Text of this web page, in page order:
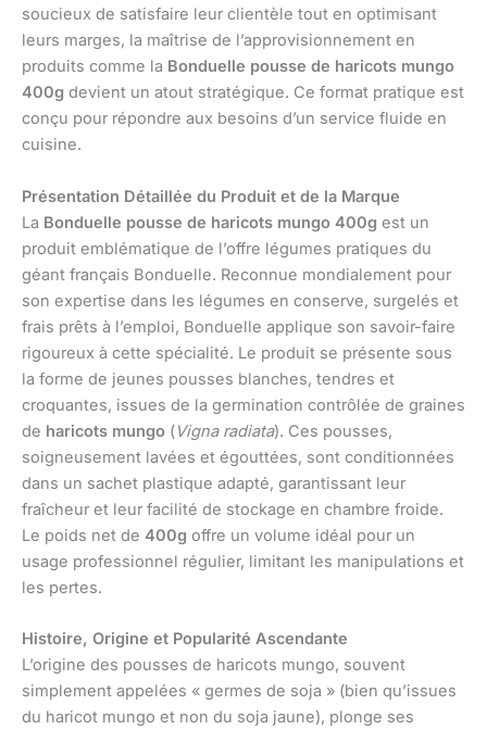
soucieux de satisfaire leur clientèle tout en optimisant
leurs marges, la maîtrise de l’approvisionnement en
produits comme la Bonduelle pousse de haricots mungo
400g devient un atout stratégique. Ce format pratique est
conçu pour répondre aux besoins d’un service fluide en
cuisine.
Présentation Détaillée du Produit et de la Marque
La Bonduelle pousse de haricots mungo 400g est un
produit emblématique de l’offre légumes pratiques du
géant français Bonduelle. Reconnue mondialement pour
son expertise dans les légumes en conserve, surgelés et
frais prêts à l’emploi, Bonduelle applique son savoir-faire
rigoureux à cette spécialité. Le produit se présente sous
la forme de jeunes pousses blanches, tendres et
croquantes, issues de la germination contrôlée de graines
de haricots mungo (Vigna radiata). Ces pousses,
soigneusement lavées et égouttées, sont conditionnées
dans un sachet plastique adapté, garantissant leur
fraîcheur et leur facilité de stockage en chambre froide.
Le poids net de 400g offre un volume idéal pour un
usage professionnel régulier, limitant les manipulations et
les pertes.
Histoire, Origine et Popularité Ascendante
L’origine des pousses de haricots mungo, souvent
simplement appelées « germes de soja » (bien qu’issues
du haricot mungo et non du soja jaune), plonge ses